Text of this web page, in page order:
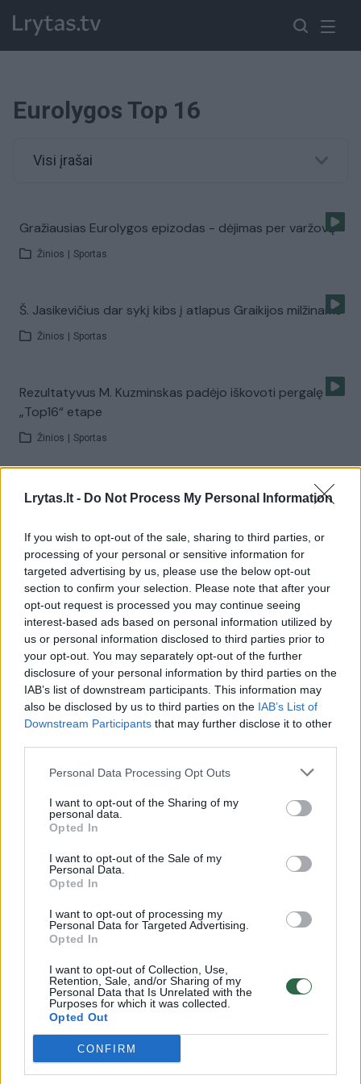
Lrytas.lt - Do Not Process My Personal Information
If you wish to opt-out of the sale, sharing to third parties, or
processing of your personal or sensitive information for
targeted advertising by us, please use the below opt-out
section to confirm your selection. Please note that after your
opt-out request is processed you may continue seeing
interest-based ads based on personal information utilized by
us or personal information disclosed to third parties prior to
your opt-out. You may separately opt-out of the further
disclosure of your personal information by third parties on the
IAB’s list of downstream participants. This information may
also be disclosed by us to third parties on the IAB’s List of
Downstream Participants that may further disclose it to other
Personal Data Processing Opt Outs
I want to opt-out of the Sharing of my
personal data.
Opted In
I want to opt-out of the Sale of my
Personal Data.
Opted In
I want to opt-out of processing my
Personal Data for Targeted Advertising.
Opted In
I want to opt-out of Collection, Use,
Retention, Sale, and/or Sharing of my
Personal Data that Is Unrelated with the
Purposes for which it was collected.
Opted Out
CONFIRM
Eurolygos Top 16
Visi įrašai
Gražiausias Eurolygos epizodas - dėjimas per varžovą
Žinios Sportas
Š. Jasikevičius dar sykį kibs į atlapus Graikijos milžinams
Žinios Sportas
Rezultatyvus M. Kuzminskas padėjo iškovoti pergalę
„Top16“ etape
Žinios Sportas
Įspūdingą „Chimki“ pergalę prieš CSKĄ nulėmė A.
Žinios | Sportas
M. Pocius: „Turime galimybių laimėti šias rungtynes“
Žinios | Sportas
G. Krapikas sunerimęs dėl R. Javtoko ir „Laboral Kutxa“
lyderio
Žinios | Sportas
„Žalgirio“ varžovai Eurolygos „Top 16“ – baimę varantys
grandai
Žinios | Sportas
Gintaras Krapikas: daug kitų variantų mums nelieka –
Žinios | Sportas
Dvi atakos „Žalgirio“ arenoje – tarp gražiausių savaitės
epizodų